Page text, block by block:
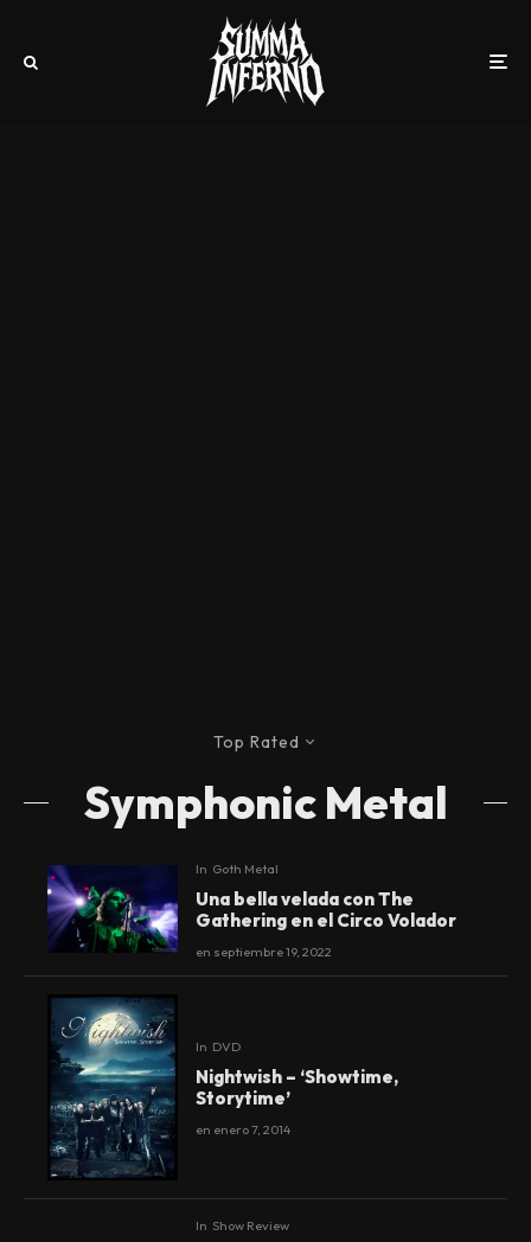
Top Rated
Symphonic Metal
In Goth Metal
Una bella velada con The
Gathering en el Circo Volador
en septiembre 19, 2022
In DVD
Nightwish – ‘Showtime,
Storytime’
en enero 7, 2014
In Show Review